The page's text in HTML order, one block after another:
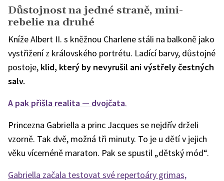
Důstojnost na jedné straně, mini-
rebelie na druhé
Kníže Albert II. s kněžnou Charlene stáli na balkoně jako
vystřižení z královského portrétu. Ladící barvy, důstojné
postoje, klid, který by nevyrušil ani výstřely čestných
salv.
A pak přišla realita — dvojčata.
Princezna Gabriella a princ Jacques se nejdřív drželi
vzorně. Tak dvě, možná tři minuty. To je u dětí v jejich
věku víceméně maraton. Pak se spustil „dětský mód“.
Gabriella začala testovat své repertoáry grimas,